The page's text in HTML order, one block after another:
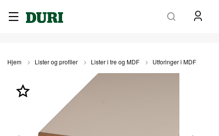
Hjem Lister og profiler Lister i tre og MDF Utforinger i MDF
slutten